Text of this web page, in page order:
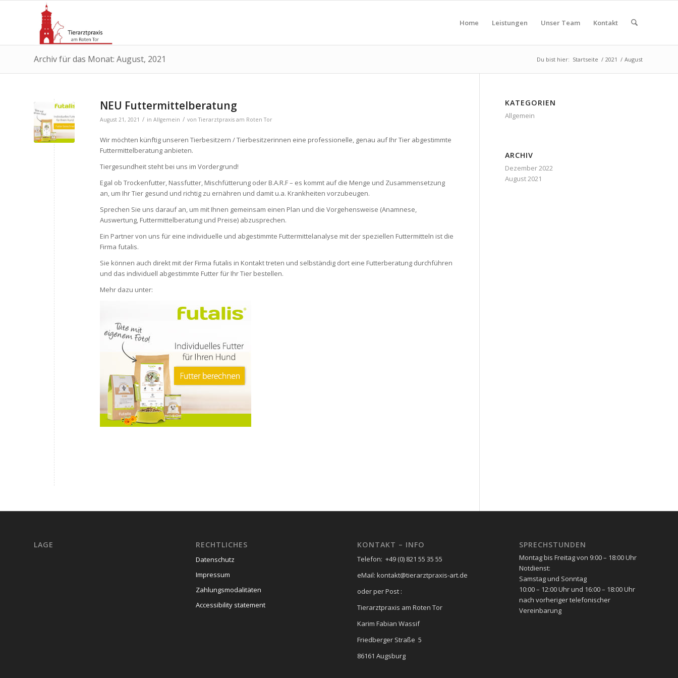
Home Leistungen Unser Team Kontakt
Archiv für das Monat: August, 2021 Du bist hier: Startseite / 2021 / August
NEU Futtermittelberatung
August 21, 2021 / in Allgemein / vonTierarztpraxis am Roten Tor
Wir möchten künftig unseren Tierbesitzern / Tierbesitzerinnen eine professionelle, genau auf Ihr Tier abgestimmte
Futtermittelberatung anbieten.
Tiergesundheit steht bei uns im Vordergrund!
Egal ob Trockenfutter, Nassfutter, Mischfütterung oder B.A.R.F – es kommt auf die Menge und Zusammensetzung
an, um Ihr Tier gesund und richtig zu ernähren und damit u.a. Krankheiten vorzubeugen.
Sprechen Sie uns darauf an, um mit Ihnen gemeinsam einen Plan und die Vorgehensweise (Anamnese,
Auswertung, Futtermittelberatung und Preise) abzusprechen.
Ein Partner von uns für eine individuelle und abgestimmte Futtermittelanalyse mit der speziellen Futtermitteln ist die
Firma futalis.
Sie können auch direkt mit der Firma futalis in Kontakt treten und selbständig dort eine Futterberatung durchführen
und das individuell abgestimmte Futter für Ihr Tier bestellen.
Mehr dazu unter:
KATEGORIEN
Allgemein
ARCHIV
Dezember 2022
August 2021
LAGE RECHTLICHES
Datenschutz
Impressum
Zahlungsmodalitäten
Accessibility statement
KONTAKT – INFO
Telefon: +49 (0) 821 55 35 55
eMail: kontakt@tierarztpraxis-art.de
oder per Post :
Tierarztpraxis am Roten Tor
Karim Fabian Wassif
Friedberger Straße 5
86161 Augsburg
SPRECHSTUNDEN
Montag bis Freitag von 9:00 – 18:00 Uhr
Notdienst:
Samstag und Sonntag
10:00 – 12:00 Uhr und 16:00 – 18:00 Uhr
nach vorheriger telefonischer
Vereinbarung